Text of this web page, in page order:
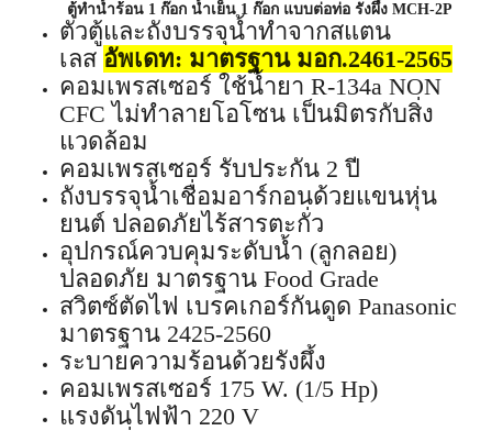
ตู้ทำน้ำร้อน 1 ก๊อก น้ำเย็น 1 ก๊อก แบบต่อท่อ รังผึ้ง MCH-2P
ตัวตู้และถังบรรจุน้ำทำจากสแตน
เลส อัพเดท: มาตรฐาน มอก.2461-2565
คอมเพรสเซอร์ ใช้น้ำยา R-134a NON
CFC ไม่ทำลายโอโซน เป็นมิตรกับสิ่ง
แวดล้อม
คอมเพรสเซอร์ รับประกัน 2 ปี
ถังบรรจุน้ำเชื่อมอาร์กอนด้วยแขนหุ่น
ยนต์ ปลอดภัยไร้สารตะกั่ว
อุปกรณ์ควบคุมระดับน้ำ (ลูกลอย)
ปลอดภัย มาตรฐาน Food Grade
สวิตซ์ตัดไฟ เบรคเกอร์กันดูด Panasonic
มาตรฐาน 2425-2560
ระบายความร้อนด้วยรังผึ้ง
คอมเพรสเซอร์ 175 W. (1/5 Hp)
แรงดันไฟฟ้า 220 V